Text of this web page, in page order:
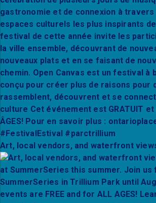
Art, local vendors, and waterfront